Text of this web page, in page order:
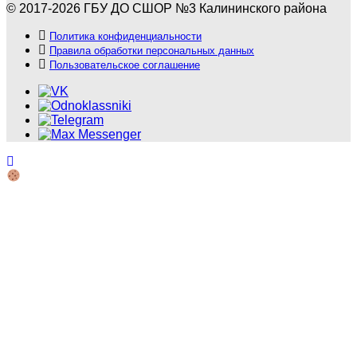
© 2017-2026 ГБУ ДО СШОР №3 Калининского района
Политика конфиденциальности
Правила обработки персональных данных
Пользовательское соглашение